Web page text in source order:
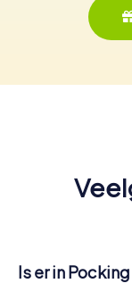
Is er in
Het is nu